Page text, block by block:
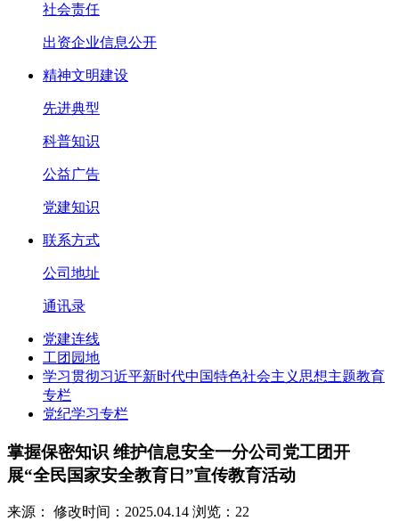
社会责任
出资企业信息公开
精神文明建设
先进典型
科普知识
公益广告
党建知识
联系方式
公司地址
通讯录
党建连线
工团园地
学习贯彻习近平新时代中国特色社会主义思想主题教育
专栏
党纪学习专栏
掌握保密知识 维护信息安全一分公司党工团开
展“全民国家安全教育日”宣传教育活动
来源： 修改时间：2025.04.14 浏览：22